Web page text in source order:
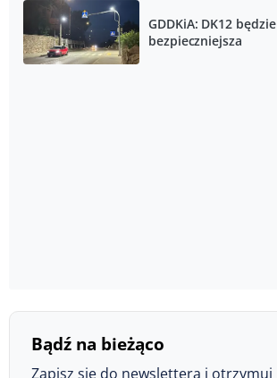
GDDKiA: DK12 będzie
bezpieczniejsza
Bądź na bieżąco
Zapisz się do newslettera i otrzymuj